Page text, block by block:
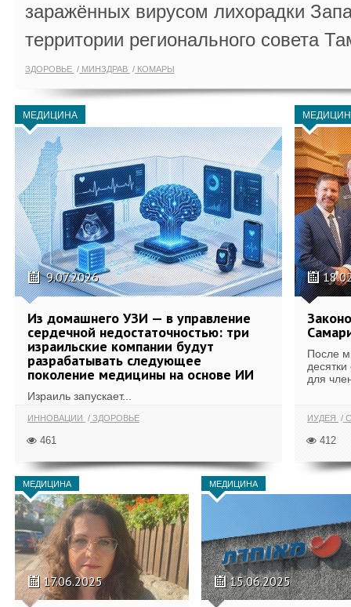
заражённых вирусом лихорадки
территории регионального совета
ЗДОРОВЬЕ МИНЗДРАВ КОМАРЫ
МЕДИЦИНА
9.07.2026
Из домашнего УЗИ — в управление
сердечной недостаточностью: три
израильские компании будут
разрабатывать следующее
поколение медицины на основе ИИ
Израиль запускает...
ИННОВАЦИИ ЗДОРОВЬЕ
461
После
для
ИУДЕЯ
412
МЕДИЦИНА
17.06.2025
МЕДИЦИНА
15.06.2025